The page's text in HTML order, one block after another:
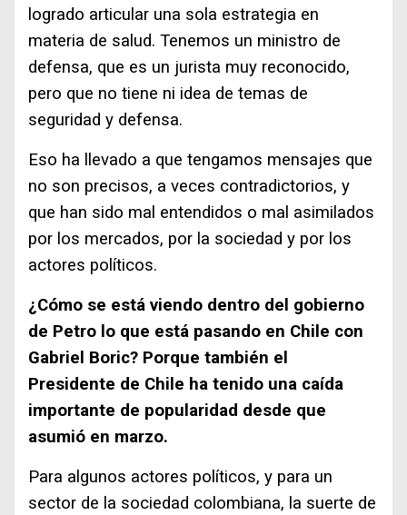
logrado articular una sola estrategia en
materia de salud. Tenemos un ministro de
defensa, que es un jurista muy reconocido,
pero que no tiene ni idea de temas de
seguridad y defensa.
Eso ha llevado a que tengamos mensajes que
no son precisos, a veces contradictorios, y
que han sido mal entendidos o mal asimilados
por los mercados, por la sociedad y por los
actores políticos.
¿Cómo se está viendo dentro del gobierno
de Petro lo que está pasando en Chile con
Gabriel Boric? Porque también el
Presidente de Chile ha tenido una caída
importante de popularidad desde que
asumió en marzo.
Para algunos actores políticos, y para un
sector de la sociedad colombiana, la suerte de